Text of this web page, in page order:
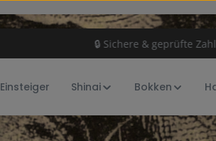
🔒 Sichere & geprüfte
Einsteiger Shinai Bokken